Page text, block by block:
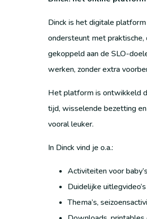
Dinck is het digitale
ondersteunt met
gekoppeld aan de SLO-
werken, zonder extra
Het platform is ontwikkeld
tijd, wisselende bezetting
vooral leuker.
In Dinck vind je o.a.:
Activiteiten voor
Duidelijke
Thema’s,